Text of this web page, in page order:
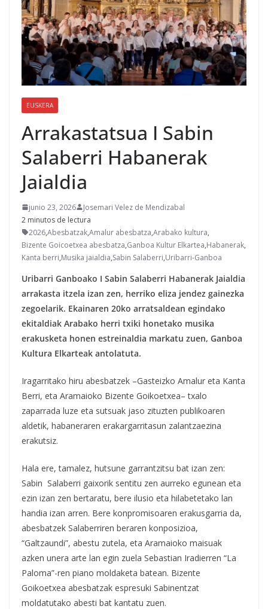
EUSKERA
Arrakastatsua I Sabin
Salaberri Habanerak
Jaialdia
junio 23, 2026
Josemari Velez de Mendizabal
2 minutos de lectura
2026,Abesbatzak,Amalur abesbatza,Arabako kultura,
Bizente Goicoetxea abesbatza,Ganboa Kultur Elkartea,Habanerak,
Kanta berri,Musika jaialdia,Sabin Salaberri,Uribarri-Ganboa
Uribarri Ganboako I Sabin Salaberri Habanerak Jaialdia
arrakasta itzela izan zen, herriko eliza jendez gainezka
zegoelarik. Ekainaren 20ko arratsaldean egindako
ekitaldiak Arabako herri txiki honetako musika
erakusketa honen estreinaldia markatu zuen, Ganboa
Kultura Elkarteak antolatuta.
Iragarritako hiru abesbatzek –Gasteizko Amalur eta Kanta
Berri, eta Aramaioko Bizente Goikoetxea– txalo
zaparrada luze eta sutsuak jaso zituzten publikoaren
aldetik, habaneraren erakargarritasun zalantzaezina
erakutsiz.
Hala ere, tamalez, hutsune garrantzitsu bat izan zen:
Sabin Salaberri gaixorik sentitu zen aurreko egunean eta
ezin izan zen bertaratu, bere ilusio eta hilabetetako lan
handia izan arren. Bere konpromisoaren erakusgarria da,
abesbatzek Salaberriren beraren konposizioa,
“Galtzaundi”, abestu zutela, eta Aramaioko maisuak
azken unera arte lan egin zuela Sebastian Iradierren “La
Paloma”-ren piano moldaketa batean. Bizente
Goikoetxea abesbatzak espresuki Sabinentzat
moldatutako abesti bat kantatu zuen.